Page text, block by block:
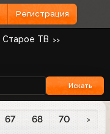
Регистрация
Старое ТВ
Искать
67 68 70 ›